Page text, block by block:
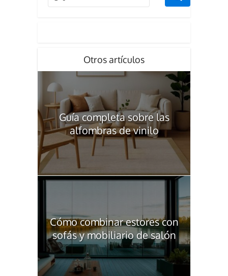
Otros artículos
Guía completa sobre las
alfombras de vinilo
Cómo combinar estores con
sofás y mobiliario de salón